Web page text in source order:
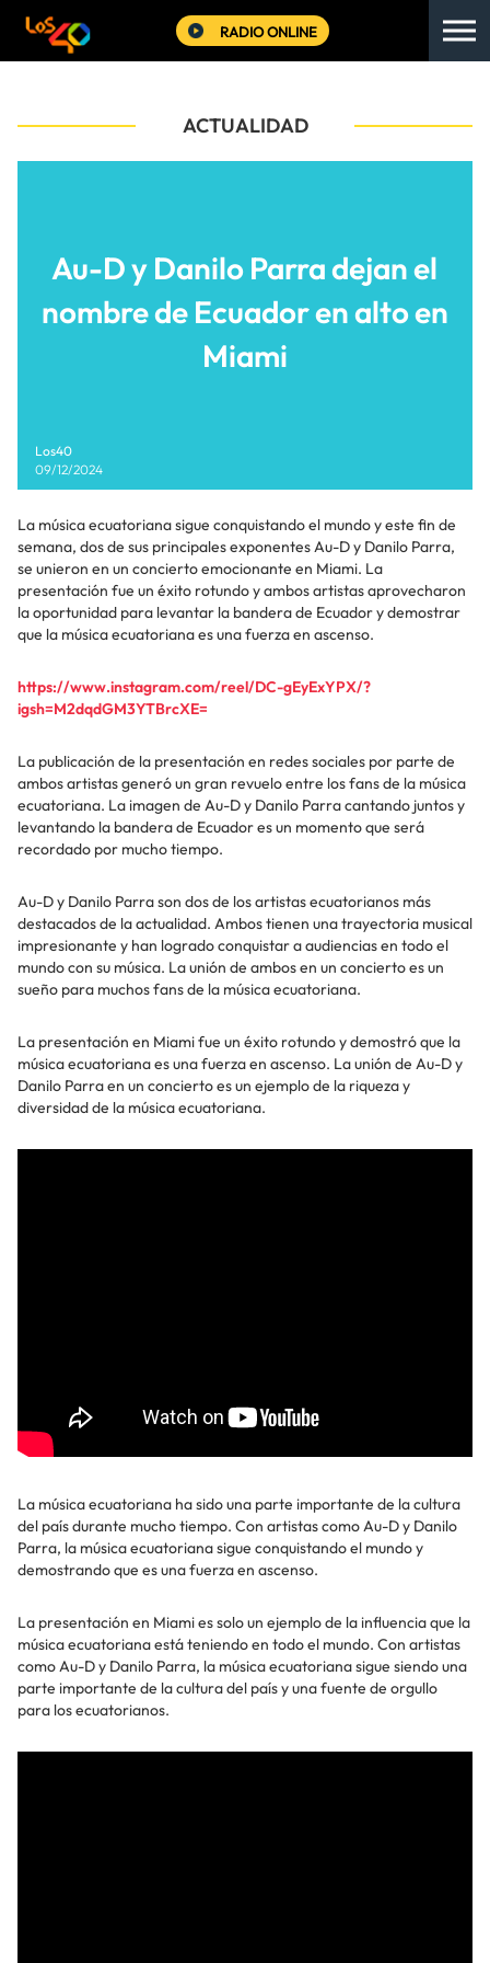
RADIO ONLINE
ACTUALIDAD
Au-D y Danilo Parra dejan el
nombre de Ecuador en alto en
Miami
Los40
09/12/2024
La música ecuatoriana sigue conquistando el mundo y este fin de
semana, dos de sus principales exponentes Au-D y Danilo Parra,
se unieron en un concierto emocionante en Miami. La
presentación fue un éxito rotundo y ambos artistas aprovecharon
la oportunidad para levantar la bandera de Ecuador y demostrar
que la música ecuatoriana es una fuerza en ascenso.
https://www.instagram.com/reel/DC-gEyExYPX/?
igsh=M2dqdGM3YTBrcXE=
La publicación de la presentación en redes sociales por parte de
ambos artistas generó un gran revuelo entre los fans de la música
ecuatoriana. La imagen de Au-D y Danilo Parra cantando juntos y
levantando la bandera de Ecuador es un momento que será
recordado por mucho tiempo.
Au-D y Danilo Parra son dos de los artistas ecuatorianos más
destacados de la actualidad. Ambos tienen una trayectoria musical
impresionante y han logrado conquistar a audiencias en todo el
mundo con su música. La unión de ambos en un concierto es un
sueño para muchos fans de la música ecuatoriana.
La presentación en Miami fue un éxito rotundo y demostró que la
música ecuatoriana es una fuerza en ascenso. La unión de Au-D y
Danilo Parra en un concierto es un ejemplo de la riqueza y
diversidad de la música ecuatoriana.
La música ecuatoriana ha sido una parte importante de la cultura
del país durante mucho tiempo. Con artistas como Au-D y Danilo
Parra, la música ecuatoriana sigue conquistando el mundo y
demostrando que es una fuerza en ascenso.
La presentación en Miami es solo un ejemplo de la influencia que la
música ecuatoriana está teniendo en todo el mundo. Con artistas
como Au-D y Danilo Parra, la música ecuatoriana sigue siendo una
parte importante de la cultura del país y una fuente de orgullo
para los ecuatorianos.